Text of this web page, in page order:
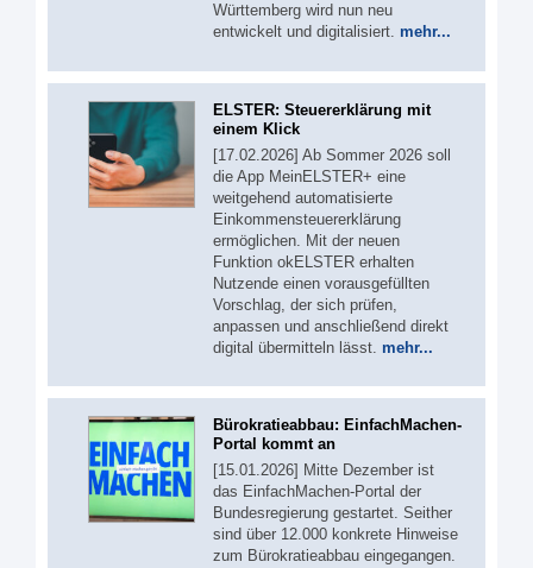
Württemberg wird nun neu
entwickelt und digitalisiert. mehr...
ELSTER: Steuererklärung mit
einem Klick
[17.02.2026] Ab Sommer 2026 soll
die App MeinELSTER+ eine
weitgehend automatisierte
Einkommensteuererklärung
ermöglichen. Mit der neuen
Funktion okELSTER erhalten
Nutzende einen vorausgefüllten
Vorschlag, der sich prüfen,
anpassen und anschließend direkt
digital übermitteln lässt. mehr...
Bürokratieabbau: EinfachMachen-
Portal kommt an
[15.01.2026] Mitte Dezember ist
das EinfachMachen-Portal der
Bundesregierung gestartet. Seither
sind über 12.000 konkrete Hinweise
zum Bürokratieabbau eingegangen.